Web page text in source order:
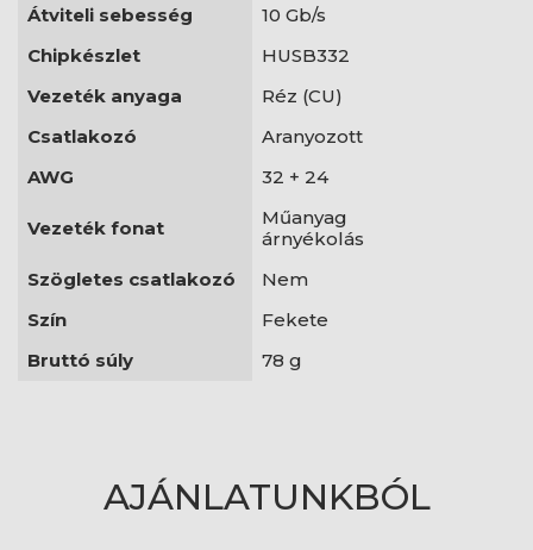
Átviteli sebesség
10 Gb/s
Chipkészlet
HUSB332
Vezeték anyaga
Réz (CU)
Csatlakozó
Aranyozott
AWG
32 + 24
Vezeték fonat
Műanyag
árnyékolás
Szögletes csatlakozó
Nem
Szín
Fekete
Bruttó súly
78 g
AJÁNLATUNKBÓL